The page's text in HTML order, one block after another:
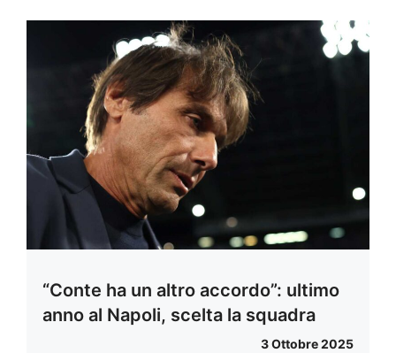
“Conte ha un altro accordo”: ultimo
anno al Napoli, scelta la squadra
3 Ottobre 2025